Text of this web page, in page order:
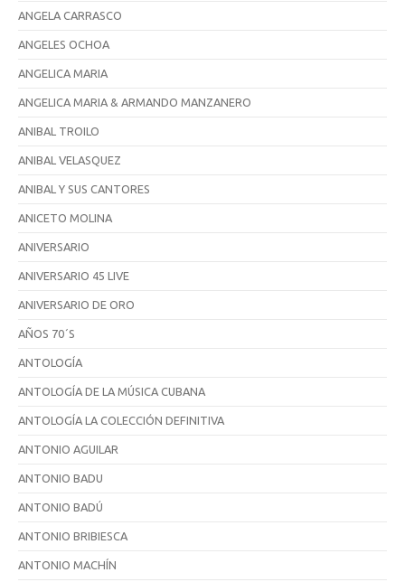
ANGELA CARRASCO
ANGELES OCHOA
ANGELICA MARIA
ANGELICA MARIA & ARMANDO MANZANERO
ANIBAL TROILO
ANIBAL VELASQUEZ
ANIBAL Y SUS CANTORES
ANICETO MOLINA
ANIVERSARIO
ANIVERSARIO 45 LIVE
ANIVERSARIO DE ORO
AÑOS 70´S
ANTOLOGÍA
ANTOLOGÍA DE LA MÚSICA CUBANA
ANTOLOGÍA LA COLECCIÓN DEFINITIVA
ANTONIO AGUILAR
ANTONIO BADU
ANTONIO BADÚ
ANTONIO BRIBIESCA
ANTONIO MACHÍN